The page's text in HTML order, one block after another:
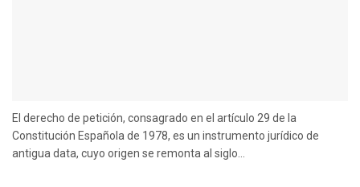
El derecho de petición, consagrado en el artículo 29 de la
Constitución Española de 1978, es un instrumento jurídico de
antigua data, cuyo origen se remonta al siglo...